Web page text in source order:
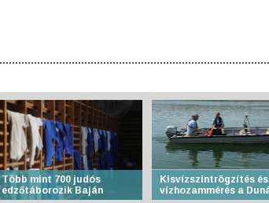
Több mint 700 judós
edzőtáborozik Baján
Kisvízszintrögzítés és
vízhozammérés a